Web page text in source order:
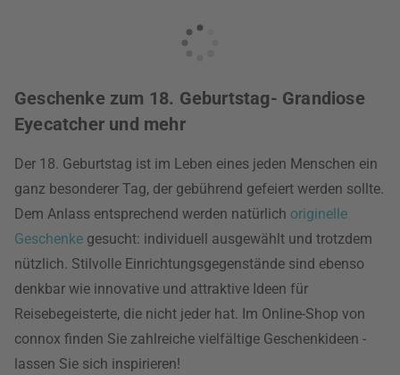
Geschenke zum 18. Geburtstag- Grandiose
Eyecatcher und mehr
Der 18. Geburtstag ist im Leben eines jeden Menschen ein
ganz besonderer Tag, der gebührend gefeiert werden sollte.
Dem Anlass entsprechend werden natürlich originelle
Geschenke gesucht: individuell ausgewählt und trotzdem
nützlich. Stilvolle Einrichtungsgegenstände sind ebenso
denkbar wie innovative und attraktive Ideen für
Reisebegeisterte, die nicht jeder hat. Im Online-Shop von
connox finden Sie zahlreiche vielfältige Geschenkideen -
lassen Sie sich inspirieren!